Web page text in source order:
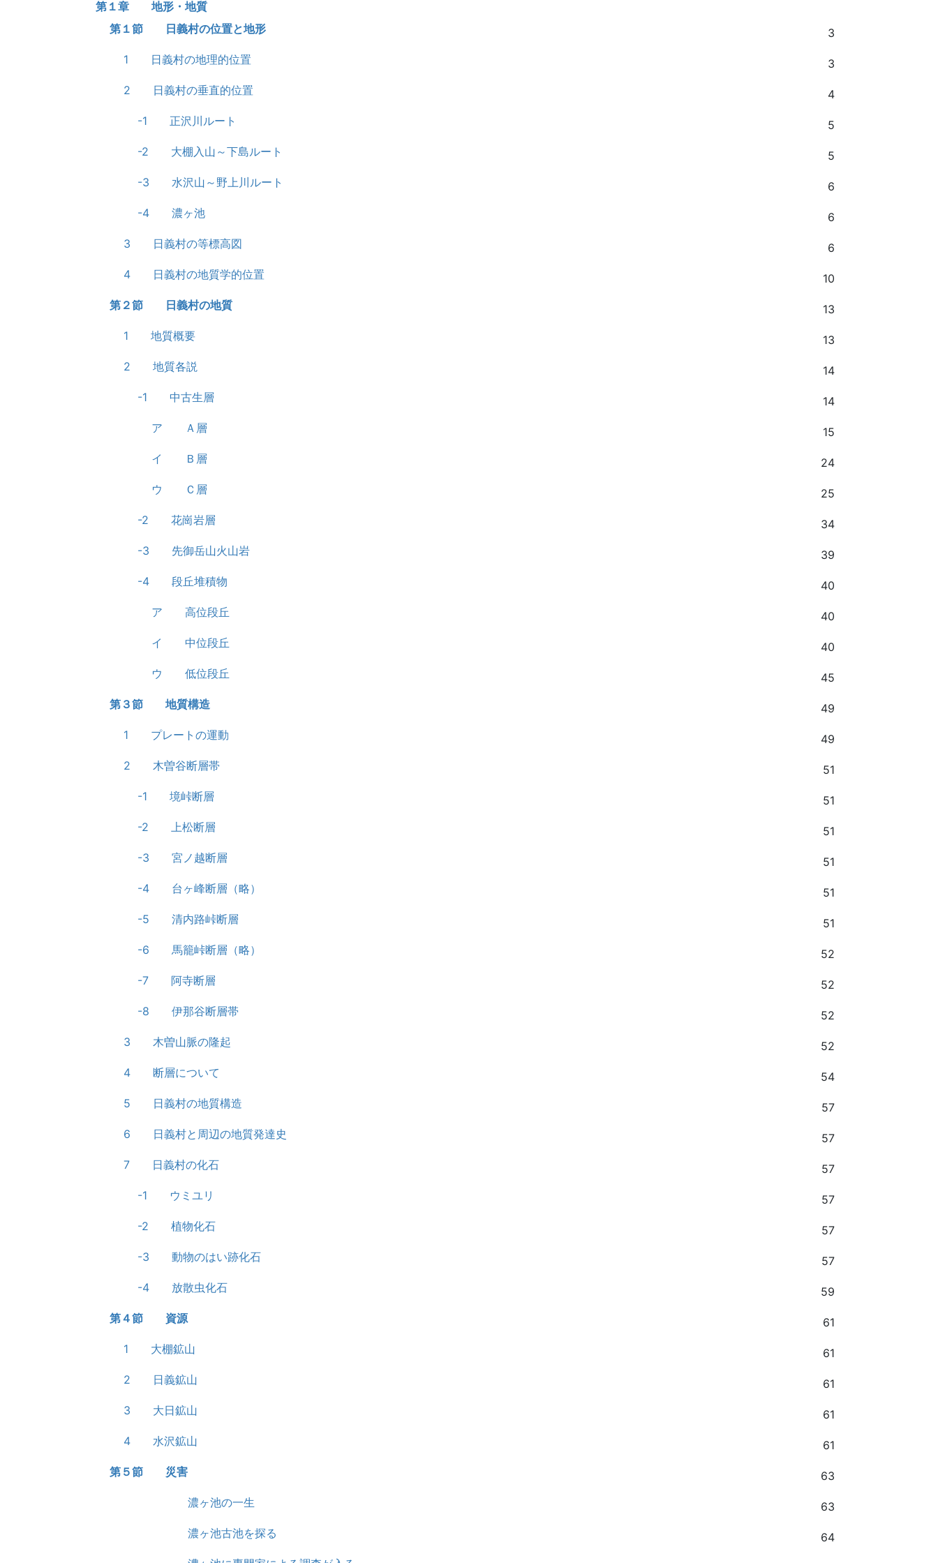
第１章 地形・地質
第１節 日義村の位置と地形
3
1 日義村の地理的位置
3
2 日義村の垂直的位置
4
-1 正沢川ルート
5
-2 大棚入山～下島ルート
5
-3 水沢山～野上川ルート
6
-4 濃ヶ池
6
3 日義村の等標高図
6
4 日義村の地質学的位置
10
第２節 日義村の地質
13
1 地質概要
13
2 地質各説
14
-1 中古生層
14
ア Ａ層
15
イ Ｂ層
24
ウ Ｃ層
25
-2 花崗岩層
34
-3 先御岳山火山岩
39
-4 段丘堆積物
40
ア 高位段丘
40
イ 中位段丘
40
ウ 低位段丘
45
第３節 地質構造
49
1 プレートの運動
49
2 木曽谷断層帯
51
-1 境峠断層
51
-2 上松断層
51
-3 宮ノ越断層
51
-4 台ヶ峰断層（略）
51
-5 清内路峠断層
51
-6 馬籠峠断層（略）
52
-7 阿寺断層
52
-8 伊那谷断層帯
52
3 木曽山脈の隆起
52
4 断層について
54
5 日義村の地質構造
57
6 日義村と周辺の地質発達史
57
7 日義村の化石
57
-1 ウミユリ
57
-2 植物化石
57
-3 動物のはい跡化石
57
-4 放散虫化石
59
第４節 資源
61
1 大棚鉱山
61
2 日義鉱山
61
3 大日鉱山
61
4 水沢鉱山
61
第５節 災害
63
濃ヶ池の一生
63
濃ヶ池古池を探る
64